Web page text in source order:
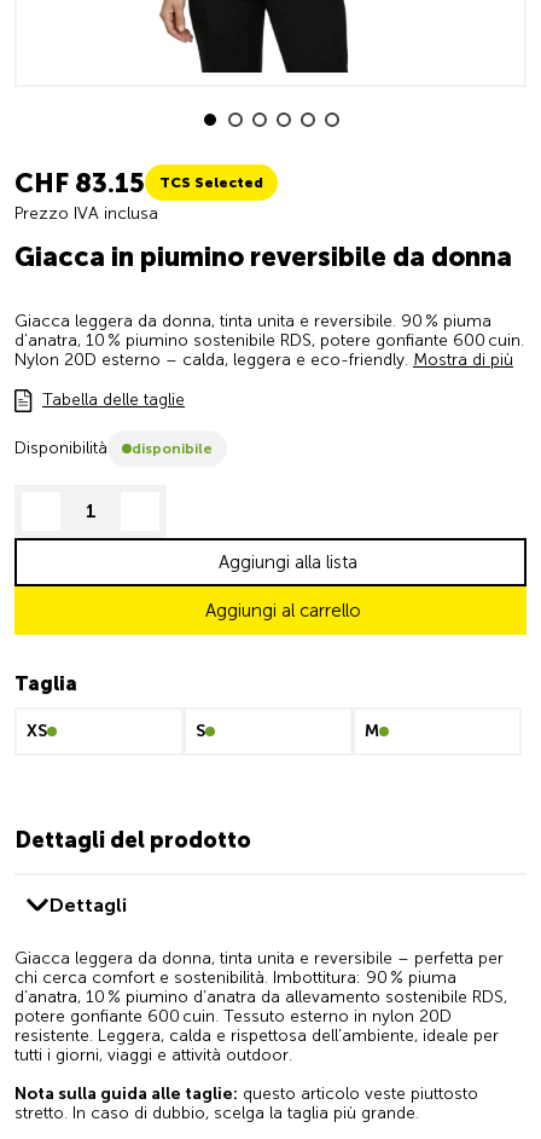
CHF 83.15 TCS Selected
Prezzo IVA inclusa
Giacca in piumino reversibile da donna
Giacca leggera da donna, tinta unita e reversibile. 90 % piuma
d’anatra, 10 % piumino sostenibile RDS, potere gonfiante 600 cuin.
Nylon 20D esterno – calda, leggera e eco-friendly. Mostra di più
Tabella delle taglie
Disponibilità disponibile
decrease quantity
Aggiungi al carrello
Aggiungi alla lista
Taglia
XS S M
Dettagli del prodotto
Dettagli
Giacca leggera da donna, tinta unita e reversibile – perfetta per
chi cerca comfort e sostenibilità. Imbottitura: 90 % piuma
d’anatra, 10 % piumino d’anatra da allevamento sostenibile RDS,
potere gonfiante 600 cuin. Tessuto esterno in nylon 20D
resistente. Leggera, calda e rispettosa dell’ambiente, ideale per
tutti i giorni, viaggi e attività outdoor.
Nota sulla guida alle taglie: questo articolo veste piuttosto
stretto. In caso di dubbio, scelga la taglia più grande.